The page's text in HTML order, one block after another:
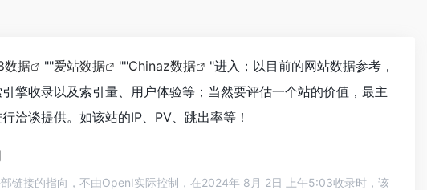
数据 ""爱站数据 ""Chinaz数据
"进入；以目前的网站数据参考，
擎收录以及索引量、用户体验等；当然要评估一个站的价值，最主
洽谈提供。如该站的IP、PV、跳出率等！
链接的指向，不由OpenI实际控制，在2024年 8月 2日 上午5:03收录时，该